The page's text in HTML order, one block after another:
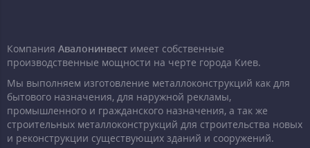
Компания Авалонинвест имеет собственные
производственные мощности на черте города Киев.
Мы выполняем изготовление металлоконструкций как для
бытового назначения, для наружной рекламы,
промышленного и гражданского назначения, а так же
строительных металлоконструкций для строительства новых
и реконструкции существующих зданий и сооружений.